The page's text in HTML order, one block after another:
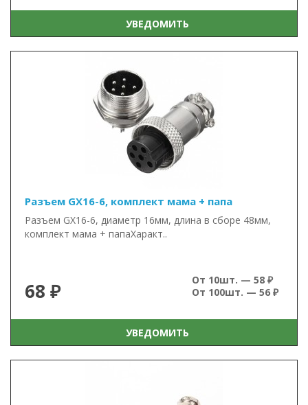
УВЕДОМИТЬ
Разъем GX16-6, комплект мама + папа
Разъем GX16-6, диаметр 16мм, длина в сборе 48мм,
комплект мама + папаХаракт..
68 ₽
От 10шт. — 58 ₽
От 100шт. — 56 ₽
УВЕДОМИТЬ